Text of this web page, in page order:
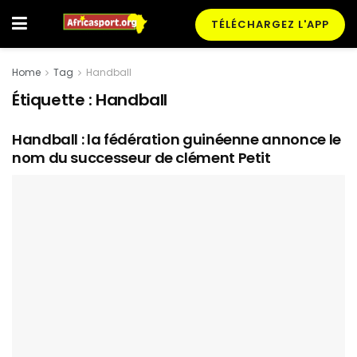
TÉLÉCHARGEZ L'APP
Home Tag Handball
Étiquette : Handball
Handball : la fédération guinéenne annonce le
nom du successeur de clément Petit